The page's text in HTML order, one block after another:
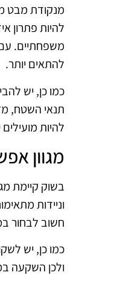
מנקודת מבט
להיות פתרון
משפחתיים. עם
להתאים יותר.
כמו כן, יש
תנאי השטח,
להיות מועילים
מגוון
בשוק קיימת
וניידות
חשוב לבחור
כמו כן, יש
ולכן השקעה